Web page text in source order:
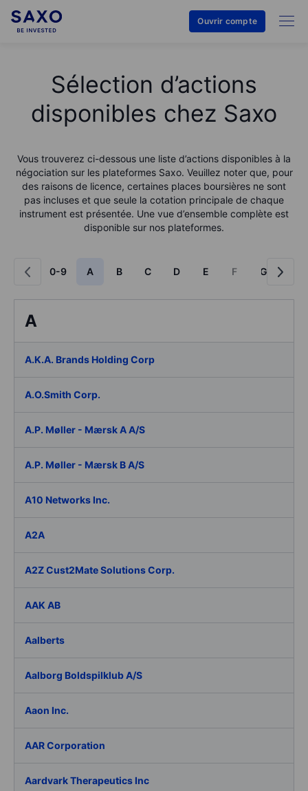
Ouvrir compte
Sélection d’actions
disponibles chez Saxo
Vous trouverez ci-dessous une liste d’actions disponibles à la
négociation sur les plateformes Saxo. Veuillez noter que, pour
des raisons de licence, certaines places boursières ne sont
pas incluses et que seule la cotation principale de chaque
instrument est présentée. Une vue d’ensemble complète est
disponible sur nos plateformes.
0-9 A B C D E F G
A
A.K.A. Brands Holding Corp
A.O.Smith Corp.
A.P. Møller - Mærsk A A/S
A.P. Møller - Mærsk B A/S
A10 Networks Inc.
A2A
A2Z Cust2Mate Solutions Corp.
AAK AB
Aalberts
Aalborg Boldspilklub A/S
Aaon Inc.
AAR Corporation
Aardvark Therapeutics Inc